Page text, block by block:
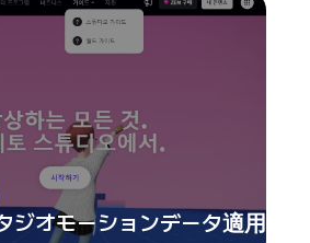
ジオモーションデータ適用プ